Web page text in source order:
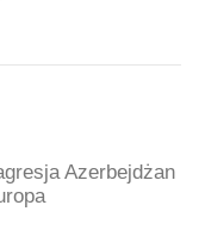
Azerbejdżan